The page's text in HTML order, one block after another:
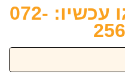
לייעוץ חינם חייגו עכשיו: 072-